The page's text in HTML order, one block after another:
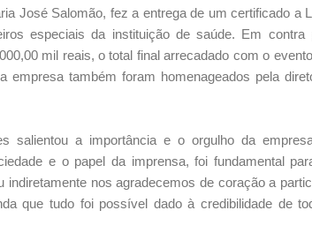
José Salomão, fez a entrega de um certificado a
especiais da instituição de saúde. Em contra
mil reais, o total final arrecadado com o
empresa também foram homenageados pela
salientou a importância e o orgulho da
e o papel da imprensa, foi fundamental
nos agradecemos de coração a
que tudo foi possível dado à credibilidade de